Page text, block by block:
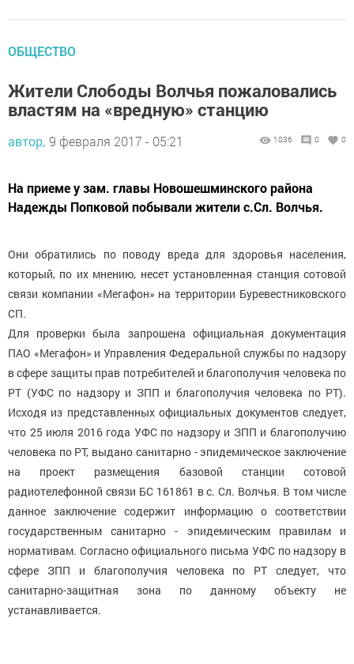
ОБЩЕСТВО
Жители Слободы Волчья пожаловались
властям на «вредную» станцию
автор, 9 февраля 2017 - 05:21 1036 0 0
На приеме у зам. главы Новошешминского района
Надежды Попковой побывали жители с.Сл. Волчья.
Они обратились по поводу вреда для здоровья населения,
который, по их мнению, несет установленная станция сотовой
связи компании «Мегафон» на территории Буревестниковского
СП.
Для проверки была запрошена официальная документация
ПАО «Мегафон» и Управления Федеральной службы по надзору
в сфере защиты прав потребителей и благополучия человека по
РТ (УФС по надзору и ЗПП и благополучия человека по РТ).
Исходя из представленных официальных документов следует,
что 25 июля 2016 года УФС по надзору и ЗПП и благополучию
человека по РТ, выдано санитарно - эпидемическое заключение
на проект размещения базовой станции сотовой
радиотелефонной связи БС 161861 в с. Сл. Волчья. В том числе
данное заключение содержит информацию о соответствии
государственным санитарно - эпидемическим правилам и
нормативам. Согласно официального письма УФС по надзору в
сфере ЗПП и благополучия человека по РТ следует, что
санитарно-защитная зона по данному объекту не
устанавливается.